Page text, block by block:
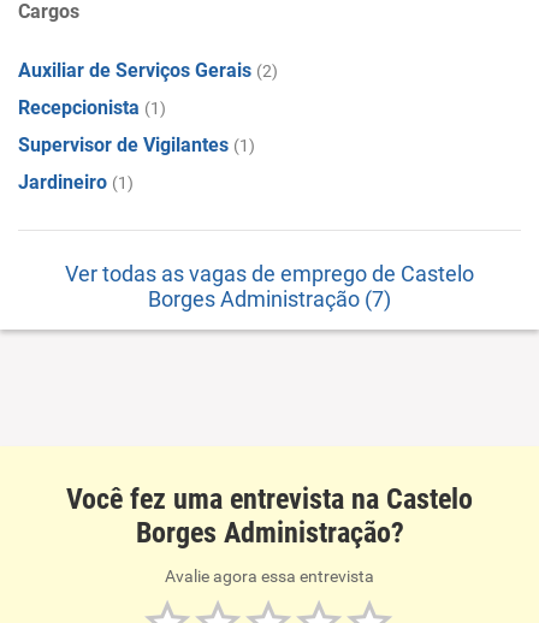
Cargos
Auxiliar de Serviços Gerais (2)
Recepcionista (1)
Supervisor de Vigilantes (1)
Jardineiro (1)
Ver todas as vagas de emprego de Castelo
Borges Administração (7)
Você fez uma entrevista na Castelo
Borges Administração?
Avalie agora essa entrevista